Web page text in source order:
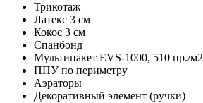
Трикотаж
Латекс 3 см
Кокос 3 см
Спанбонд
Мультипакет EVS-1000, 510 пр./м2
ППУ по периметру
Аэраторы
Декоративный элемент (ручки)